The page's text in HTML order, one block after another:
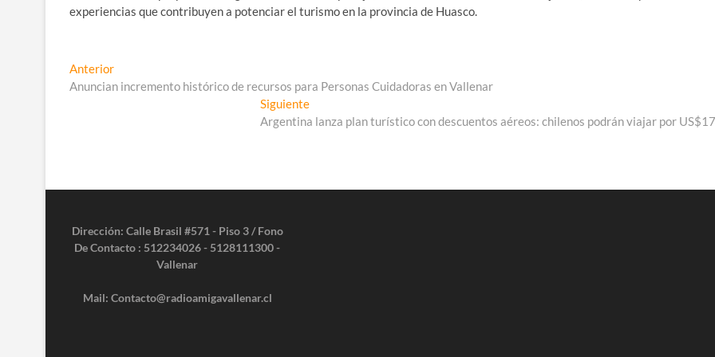
experiencias que contribuyen a potenciar el turismo en la provincia de Huasco.
Navegación
de
AnteriorEntrada
anterior:
Anuncian incremento histórico de recursos para Personas Cuidadoras en Vallenar
SiguienteEntrada
siguiente:
Argentina lanza plan turístico con descuentos aéreos: chilenos podrán viajar por
Dirección: Calle Brasil #571 - Piso 3 / Fono
De Contacto : 512234026 - 5128111300 -
Vallenar
Mail: Contacto@radioamigavallenar.cl